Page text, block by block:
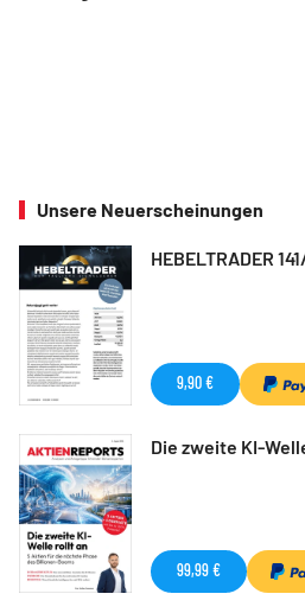
Unsere Neuerscheinungen
HEBELTRADER
9,90 €
Die zweite KI-
99,99 €